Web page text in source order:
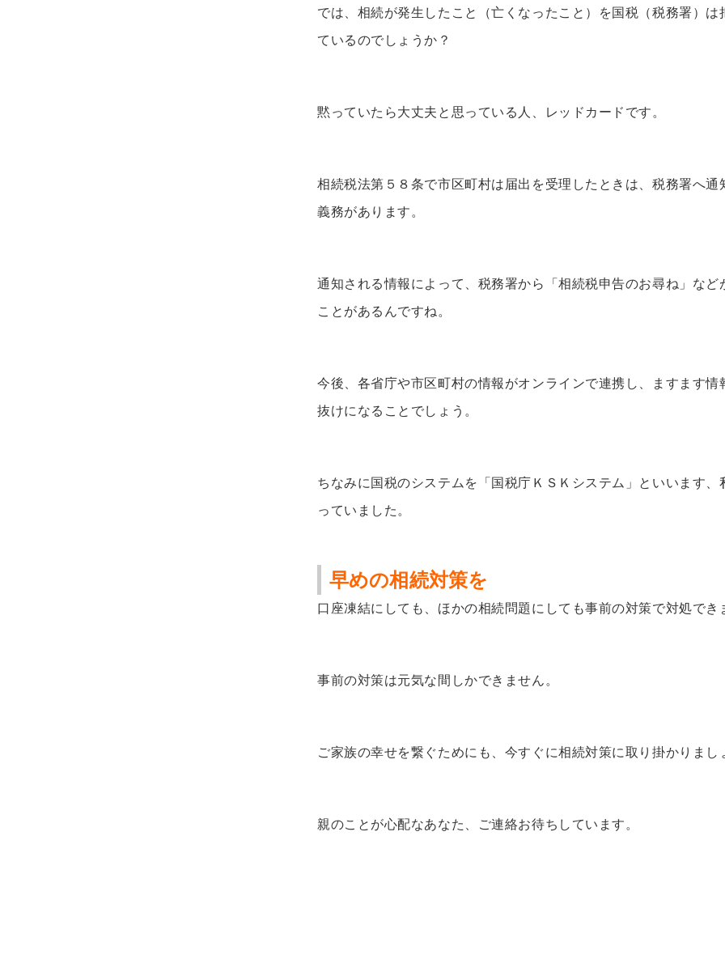
では、相続が発生したこと（亡くなったこと）を国税（税務署）は
ているのでしょうか？
黙っていたら大丈夫と思っている人、レッドカードです。
相続税法第５８条で市区町村は届出を受理したときは、税務署へ通
義務があります。
通知される情報によって、税務署から「相続税申告のお尋ね」など
ことがあるんですね。
今後、各省庁や市区町村の情報がオンラインで連携し、ますます情
抜けになることでしょう。
ちなみに国税のシステムを「国税庁 ＫＳＫシステム」といいます、
っていました。
早めの相続対策を
口座凍結にしても、ほかの相続問題にしても事前の対策で対処でき
事前の対策は元気な間しかできません。
ご家族の幸せを繋ぐためにも、今すぐに相続対策に取り掛かりまし
親のことが心配なあなた、ご連絡お待ちしています。